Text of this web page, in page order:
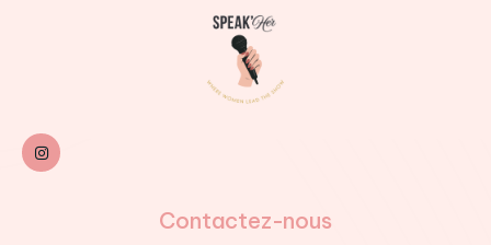

Contactez-nous